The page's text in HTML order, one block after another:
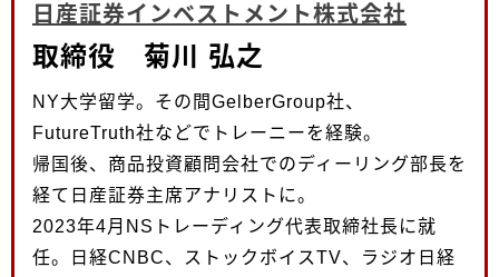
日産証券インベストメント株式会社
取締役 菊川 弘之
NY大学留学。その間GelberGroup社、
FutureTruth社などでトレーニーを経験。
帰国後、商品投資顧問会社でのディーリング部長を
経て日産証券主席アナリストに。
2023年4月NSトレーディング代表取締社長に就
任。日経CNBC、ストックボイスTV、ラジオ日経